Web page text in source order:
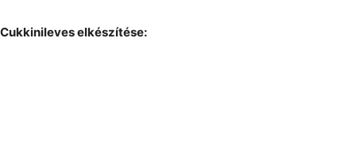
Cukkinileves elkészítése: